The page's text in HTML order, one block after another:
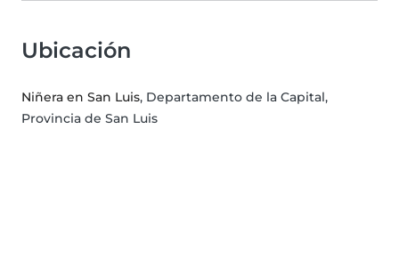
Ubicación
Niñera en San Luis, Departamento de la Capital,
Provincia de San Luis